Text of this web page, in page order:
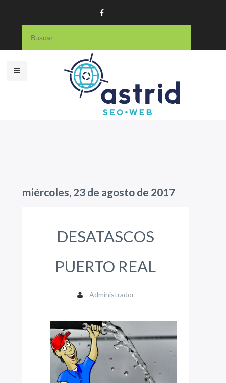
miércoles, 23 de agosto de 2017
DESATASCOS
PUERTO REAL
Administrador